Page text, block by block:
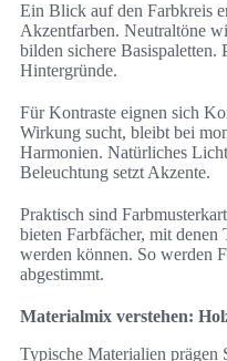
Ein Blick auf den Farbkreis
Akzentfarben. Neutraltöne
bilden sichere Basispaletten.
Hintergründe.
Für Kontraste eignen sich
Wirkung sucht, bleibt bei
Harmonien. Natürliches
Beleuchtung setzt Akzente.
Praktisch sind
bieten Farbfächer, mit denen
werden können. So werden
abgestimmt.
Materialmix verstehen:
Typische Materialien